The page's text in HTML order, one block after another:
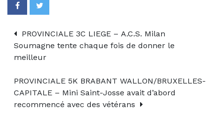
PROVINCIALE 3C LIEGE – A.C.S. Milan
Soumagne tente chaque fois de donner le
meilleur
PROVINCIALE 5K BRABANT WALLON/BRUXELLES-
CAPITALE – Mini Saint-Josse avait d’abord
recommencé avec des vétérans